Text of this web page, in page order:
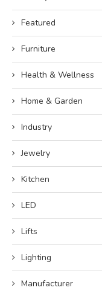
Featured
Furniture
Health & Wellness
Home & Garden
Industry
Jewelry
Kitchen
LED
Lifts
Lighting
Manufacturer